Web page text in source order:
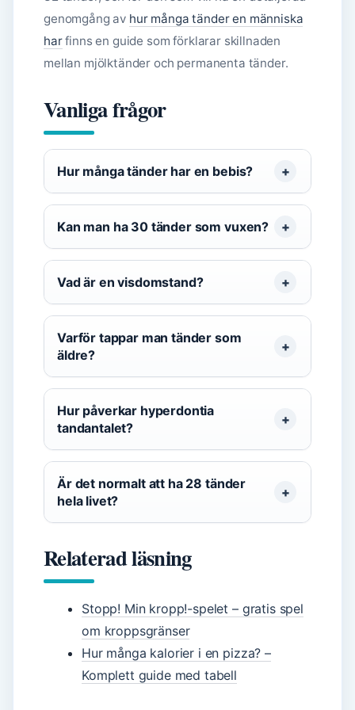
genomgång av hur många tänder en människa
harfinns en guide som förklarar skillnaden
mellan mjölktänder och permanenta tänder.
Vanliga frågor
Hur många tänder har en bebis?
Kan man ha 30 tänder som vuxen?
Vad är en visdomstand?
Varför tappar man tänder som
äldre?
Hur påverkar hyperdontia
tandantalet?
Är det normalt att ha 28 tänder
hela livet?
Relaterad läsning
Stopp! Min kropp!-spelet – gratis spel
om kroppsgränser
Hur många kalorier i en pizza? –
Komplett guide med tabell